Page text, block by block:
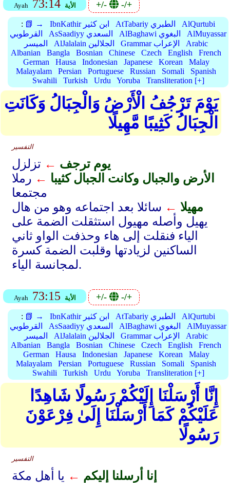
Ayah 73:14 الأية +/- -/+
: 📗 → IbnKathir ابن كثير AtTabariy الطبري
AlQurtubi
القرطوبي
AsSaadiyy السعدي AlBaghawi البغوي
AlMuyassar
الميسر
AlJalalain الجلالين Grammar الإعراب
Arabic
Albanian
Bangla Bosnian Chinese Czech English
French
German
Hausa Indonesian Japanese Korean
Malay
Malayalam
Persian Portuguese Russian Somali
Spanish
Swahili
Turkish Urdu Yoruba Transliteration [+]
يَوْمَ تَرْجُفُ الْأَرْضُ وَالْجِبَالُ وَكَانَتِ
الْجِبَالُ كَثِيبًا مَّهِيلًا
التفسير
يوم ترجف ← تزلزل
الأرض والجبال وكانت الجبال كثيبا ← رملا
مجتمعا
مهيلا ← سائلا بعد اجتماعه وهو من هال
يهيل وأصله مهيول استثقلت الضمة على
الياء فنقلت إلى هاء وحذفت الواو ثاني
الساكنين لزيادتها وقلبت الضمة كسرة
لمجانسة الياء.
Ayah 73:15 الأية +/- -/+
: 📗 → IbnKathir ابن كثير AtTabariy الطبري
AlQurtubi
القرطوبي
AsSaadiyy السعدي AlBaghawi البغوي
AlMuyassar
الميسر
AlJalalain الجلالين Grammar الإعراب
Arabic
Albanian
Bangla Bosnian Chinese Czech English
French
German
Hausa Indonesian Japanese Korean
Malay
Malayalam
Persian Portuguese Russian Somali
Spanish
Swahili
Turkish Urdu Yoruba Transliteration [+]
إِنَّا أَرْسَلْنَا إِلَيْكُمْ رَسُولًا شَاهِدًا
عَلَيْكُمْ كَمَا أَرْسَلْنَا إِلَىٰ فِرْعَوْنَ
رَسُولًا
التفسير
إنا أرسلنا إليكم ← يا أهل مكة